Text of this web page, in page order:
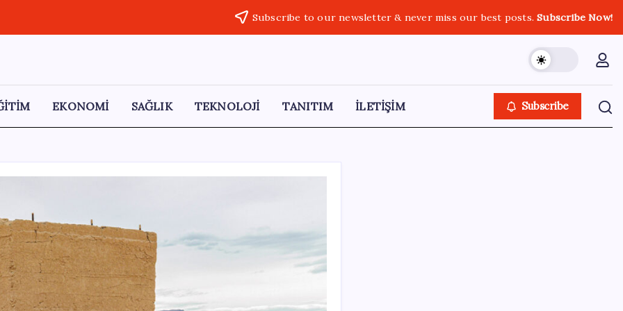
Subscribe to our newsletter & never miss our best posts.Subscribe Now!
EKONOMİ SAĞLIK TEKNOLOJİ TANITIM İLETİŞİM Subscribe